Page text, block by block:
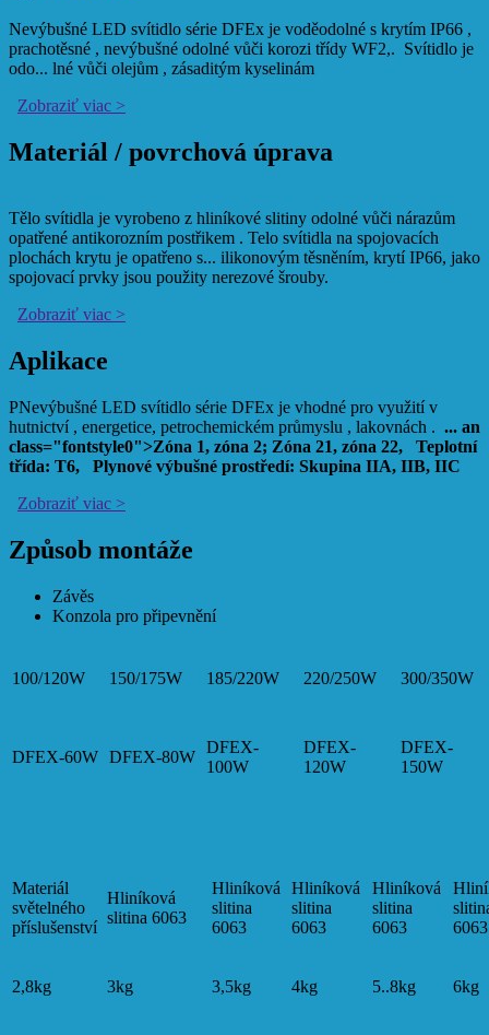
Nevýbušné LED svítidlo série DFEx je voděodolné s krytím IP66 ,
prachotěsné , nevýbušné odolné vůči korozi třídy WF2,. Svítidlo je
odo... lné vůči olejům , zásaditým kyselinám
Zobraziť viac >
Materiál / povrchová úprava
Tělo svítidla je vyrobeno z hliníkové slitiny odolné vůči nárazům
opatřené antikorozním postřikem . Telo svítidla na spojovacích
plochách krytu je opatřeno s... ilikonovým těsněním, krytí IP66, jako
spojovací prvky jsou použity nerezové šrouby.
Zobraziť viac >
Aplikace
PNevýbušné LED svítidlo série DFEx je vhodné pro využití v
hutnictví , energetice, petrochemickém průmyslu , lakovnách . ... an
class="fontstyle0">Zóna 1, zóna 2; Zóna 21, zóna 22,
Teplotní
třída: T6, Plynové výbušné prostředí: Skupina IIA, IIB, IIC
Zobraziť viac >
Způsob montáže
Závěs
Konzola pro připevnění
100/120W 150/175W 185/220W 220/250W 300/350W
DFEX-60W DFEX-80W
DFEX-
100W
DFEX-
120W
DFEX-
150W
Materiál
světelného
příslušenství
Hliníková
slitina 6063
Hliníková
slitina
6063
Hliníková
slitina
6063
Hliníková
slitina
6063
6063
2,8kg 3kg 3,5kg 4kg 5..8kg 6kg